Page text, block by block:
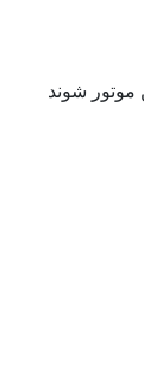
موتور شوند